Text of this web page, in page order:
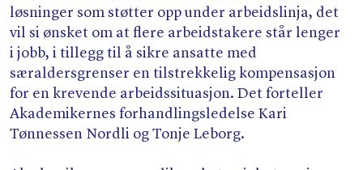
løsninger som støtter opp under arbeidslinja, det
vil si ønsket om at flere arbeidstakere står lenger
i jobb, i tillegg til å sikre ansatte med
særaldersgrenser en tilstrekkelig kompensasjon
for en krevende arbeidssituasjon. Det forteller
Akademikernes forhandlingsledelse Kari
Tønnessen Nordli og Tonje Leborg.